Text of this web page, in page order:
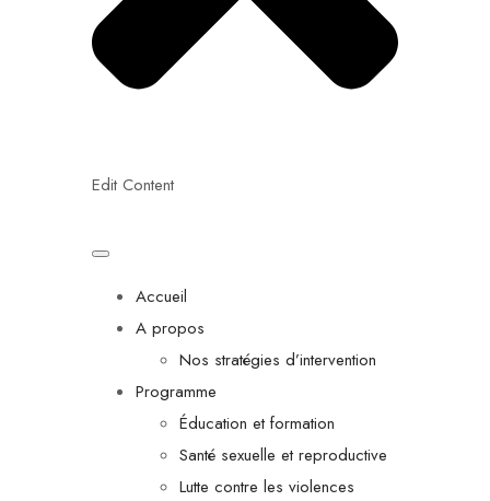
Edit Content
Accueil
A propos
Nos stratégies d’intervention
Programme
Éducation et formation
Santé sexuelle et reproductive
Lutte contre les violences